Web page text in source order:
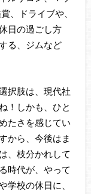
、ドライブや、
日の過ごし方
る、ジムなど
択肢は、現代社
！しかも、ひと
たさを感じてい
から、今後はま
、枝分かれして
時代が、やって
学校の休日に、